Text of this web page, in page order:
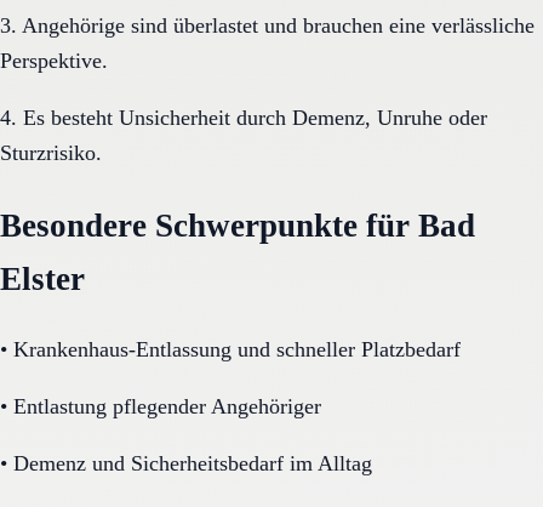
3. Angehörige sind überlastet und brauchen eine verlässliche
Perspektive.
4. Es besteht Unsicherheit durch Demenz, Unruhe oder
Sturzrisiko.
Besondere Schwerpunkte für Bad
Elster
• Krankenhaus-Entlassung und schneller Platzbedarf
• Entlastung pflegender Angehöriger
• Demenz und Sicherheitsbedarf im Alltag